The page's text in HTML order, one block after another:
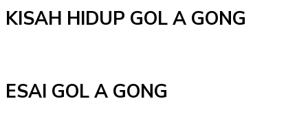
KISAH HIDUP GOL A GONG
ESAI GOL A GONG